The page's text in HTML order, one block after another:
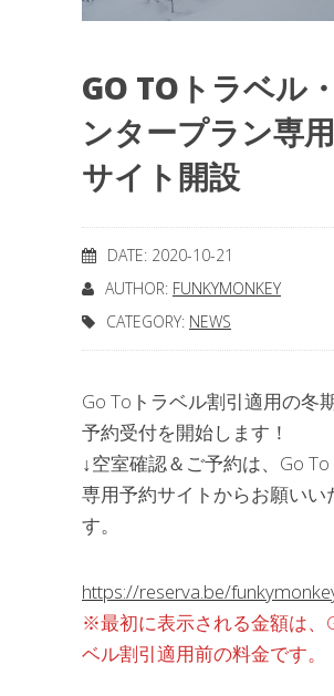
GO TOトラベル
ンタープラン専
サイト開設
DATE: 2020-10-21
AUTHOR: FUNKYMONKEY
CATEGORY: NEWS
Go Toトラベル割引適用の冬
予約受付を開始します！
↓空室確認＆ご予約は、Go
専用予約サイトからお願いい
す。
https://reserva.be/
※最初に表示される金額は、
ベル割引適用前の料金です。